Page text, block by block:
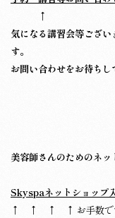
↑
気になる講習会等ござ
す。
お問い合わせをお待ちし
美容師さんのためのネッ
Skyspaネットショップ
↑ ↑ ↑ ↑ お手数ですが